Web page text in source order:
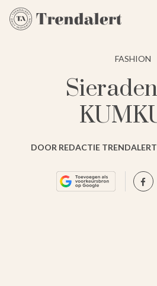
FASHION
DOOR REDACTIE TRENDALERT